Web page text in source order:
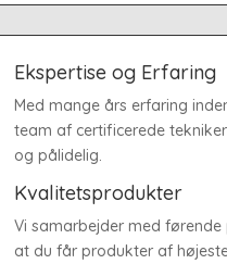
Ekspertise og Erfaring
Med mange års erfaring
team af certificerede
og pålidelig.
Kvalitetsprodukter
Vi samarbejder med
at du får produkter af